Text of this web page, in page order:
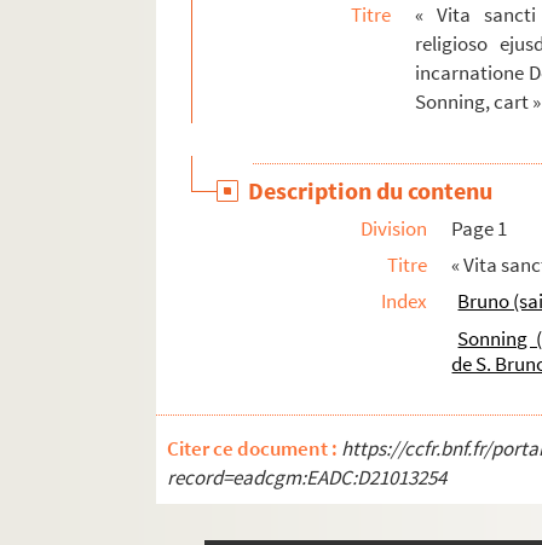
1219. « Inventaire de tous les actes,
1220. « S'ensuit le livre de la despence du
1221. Livre de quittances des prêtres de la
1222. Registre des dépenses des Messieurs
1223. « Chronologie du monastère royal de
1224. Lettre de la supérieure des
1225. « Livre dans lequel sont insérés tous les
1226. Livre de quittances pour les payements
1227. « Registre des contracts de ce
1228. Vie de diverses religieuses de l'Ordre
1229. « Discours faits par moy sœur
1230. Usuardi martyrologium
1231. Flores Sanctorum ou Légende dorée
Titre
« Vita sancti
religioso
incarnatione
Sonning, cart »
Description du contenu
Division
Page 1
Titre
« Vita
Index
Bruno
Sonning
de S.
Citer ce document : https://ccfr.bnf.fr/
record=eadcgm:EADC:D21013254